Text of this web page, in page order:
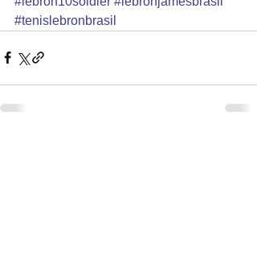
#tenislebronbrasil